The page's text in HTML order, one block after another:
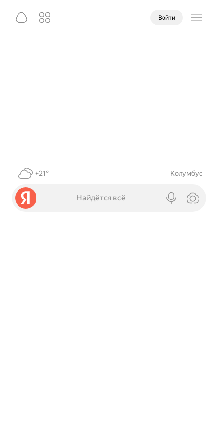
Войти
+21° Колумбус
Найдётся всё